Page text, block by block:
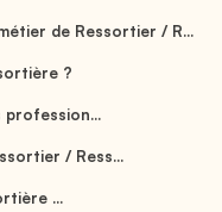
de Ressortier / R...
?
profession...
/ Ress...
...